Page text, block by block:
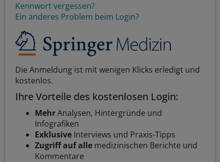
Kennwort vergessen?
Ein anderes Problem beim Login?
Die Anmeldung ist mit wenigen Klicks erledigt und
kostenlos.
Ihre Vorteile des kostenlosen Login:
MehrAnalysen, Hintergründe und
Infografiken
Exklusive Interviews und Praxis-Tipps
Zugriff auf alle medizinischen Berichte und
Kommentare